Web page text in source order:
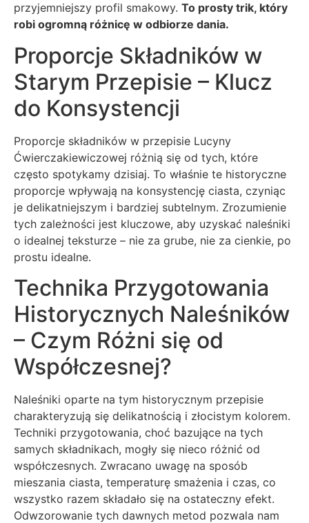
przyjemniejszy profil smakowy. To prosty trik, który
robi ogromną różnicę w odbiorze dania.
Proporcje Składników w
Starym Przepisie – Klucz
do Konsystencji
Proporcje składników w przepisie Lucyny
Ćwierczakiewiczowej różnią się od tych, które
często spotykamy dzisiaj. To właśnie te historyczne
proporcje wpływają na konsystencję ciasta, czyniąc
je delikatniejszym i bardziej subtelnym. Zrozumienie
tych zależności jest kluczowe, aby uzyskać naleśniki
o idealnej teksturze – nie za grube, nie za cienkie, po
prostu idealne.
Technika Przygotowania
Historycznych Naleśników
– Czym Różni się od
Współczesnej?
Naleśniki oparte na tym historycznym przepisie
charakteryzują się delikatnością i złocistym kolorem.
Techniki przygotowania, choć bazujące na tych
samych składnikach, mogły się nieco różnić od
współczesnych. Zwracano uwagę na sposób
mieszania ciasta, temperaturę smażenia i czas, co
wszystko razem składało się na ostateczny efekt.
Odwzorowanie tych dawnych metod pozwala nam